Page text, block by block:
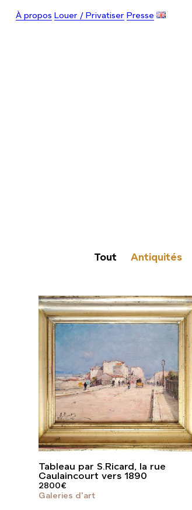
À propos Louer / Privatiser Presse
Tout Antiquités
Tableau par S.Ricard, la rue
Caulaincourt vers 1890
2800€
Galeries d'art